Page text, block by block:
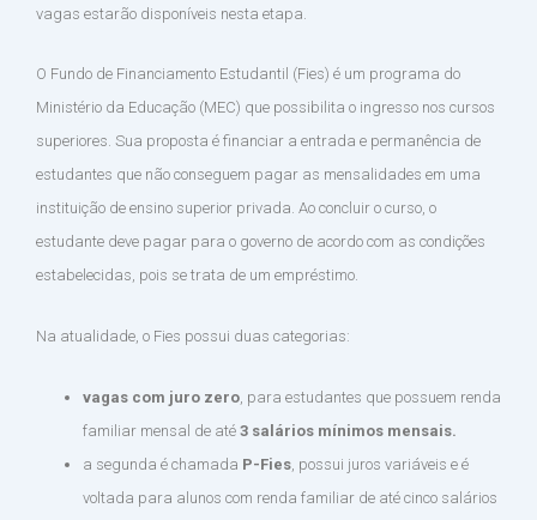
vagas estarão disponíveis nesta etapa.
O Fundo de Financiamento Estudantil (Fies) é um programa do
Ministério da Educação (MEC) que possibilita o ingresso nos cursos
superiores. Sua proposta é financiar a entrada e permanência de
estudantes que não conseguem pagar as mensalidades em uma
instituição de ensino superior privada. Ao concluir o curso, o
estudante deve pagar para o governo de acordo com as condições
estabelecidas, pois se trata de um empréstimo.
Na atualidade, o Fies possui duas categorias:
vagas com juro zero , para estudantes que possuem renda
familiar mensal de até 3 salários mínimos mensais.
a segunda é chamada P-Fies , possui juros variáveis e é
voltada para alunos com renda familiar de até cinco salários